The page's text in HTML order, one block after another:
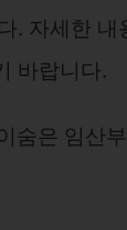
. 자세한 내
바랍니다.
숨은 임산